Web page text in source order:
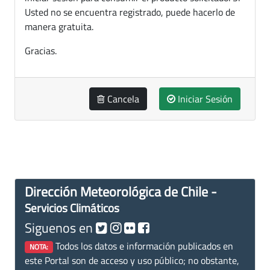
Usted no se encuentra registrado, puede hacerlo de
manera gratuita.
Gracias.
Cancela Iniciar Sesión
Dirección Meteorológica de Chile -
Servicios Climáticos
Siguenos en
NOTA: Todos los datos e información publicados en
este Portal son de acceso y uso público; no obstante,